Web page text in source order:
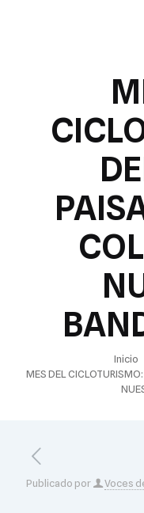
Inicio
MES DEL
Publicado por Voces